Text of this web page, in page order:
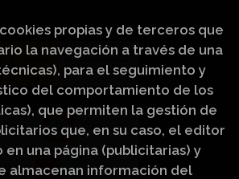
propias y de terceros que
la navegación a través de una
para el seguimiento y
del comportamiento de los
que permiten la gestión de
que, en su caso, el editor
en una página (publicitarias) y
almacenan información del